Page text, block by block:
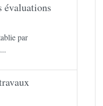
évaluations
par